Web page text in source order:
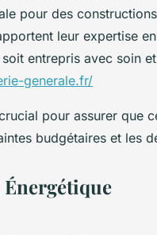
pour des constructions
leur expertise en
entrepris avec soin et
generale.fr/
pour assurer que
budgétaires et les